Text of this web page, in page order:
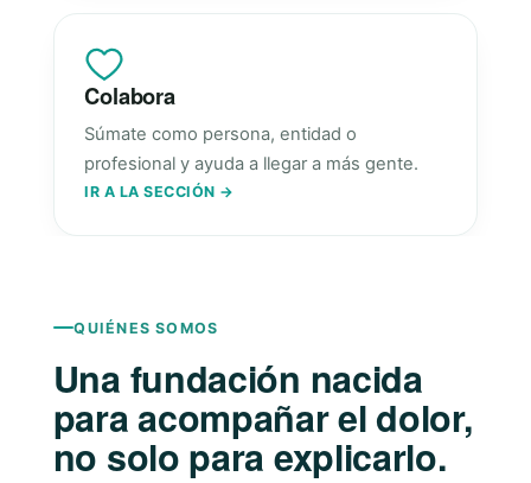
Colabora
Súmate como persona, entidad o
profesional y ayuda a llegar a más gente.
IR A LA SECCIÓN →
QUIÉNES SOMOS
Una fundación nacida
para acompañar el dolor,
no solo para explicarlo.